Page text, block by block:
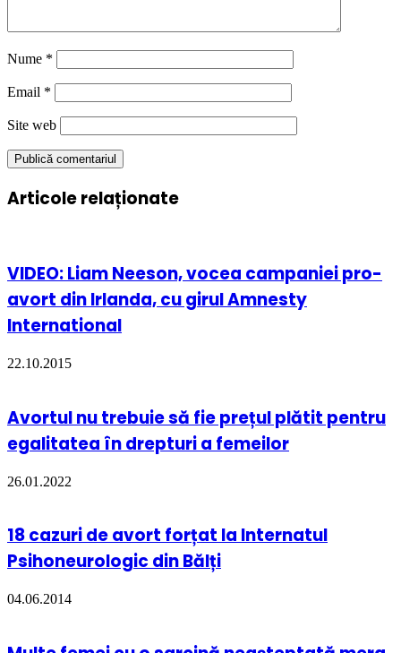
Nume *
Email *
Site web
Articole relaționate
VIDEO: Liam Neeson, vocea campaniei pro-
avort din Irlanda, cu girul Amnesty
International
22.10.2015
Avortul nu trebuie să fie prețul plătit pentru
egalitatea în drepturi a femeilor
26.01.2022
18 cazuri de avort forțat la Internatul
Psihoneurologic din Bălți
04.06.2014